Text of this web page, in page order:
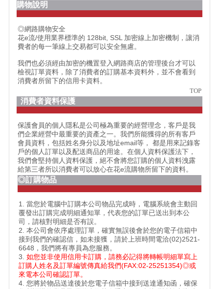
購物說明
◎網路購物安全
花e流/使用業界標準的 128bit, SSL 加密線上加密機制，讓消
費者的每一筆線上交易都可以安全無慮。
我們也必須經由加密的機置登入網路商店的管理後台才可以
檢視訂單資料，除了消費者的訂購基本資料外，並不會看到
消費者所留下的信用卡資料。
TOP
消費者資料保護
保護會員的個人隱私是公司極為重要的經營理念，客戶是我
們企業經營中最重要的資產之一。我們所能獲得的所有客戶
會員資料，包括姓名身分以及地址email等， 都是用來記錄客
戶的個人訂單以及配送商品的用途。在個人資料保護法下，
我們會堅持個人資料保護，絕不會將您訂購的個人資料洩露
給第三者所以消費者可以放心在花e流購物所留下的資料。
◎訂購物品
1. 當您於電腦中訂購本公司物品完成時，電腦系統會主動回
覆發出訂購完成明細通知單，代表您的訂單已送出到本公
司，請核對明細是否有誤。
2. 本公司會依序處理訂單，確實無誤後會於您的電子信箱中
接到我們的確認信，如未接獲，請於上班時間電洽(02)2521-
6648，我們將有專員為您服務。
3. 如您並非使用信用卡訂購，請務必記得將轉帳明細單寫上
訂購人姓名及訂單編號傳真給我們(FAX:02-25251354)◎或
來電本公司確認訂單。
4. 您將於物品送達後於您電子信箱中接到送達通知函，確保